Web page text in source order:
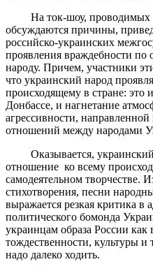
На ток-шоу, проводимых
обсуждаются причины,
российско-украинских
проявления враждебности
народу. Причем, участники
что украинский народ
происходящему в стране: это
Донбассе, и нагнетание
агрессивности,
отношений между народами
Оказывается, украинский
отношение ко всему
самодеятельном творчестве.
стихотворения, песни
выражается резкая критика в
политического бомонда
украинцам образа России как
тождественности, культуры
надо далеко ходить.